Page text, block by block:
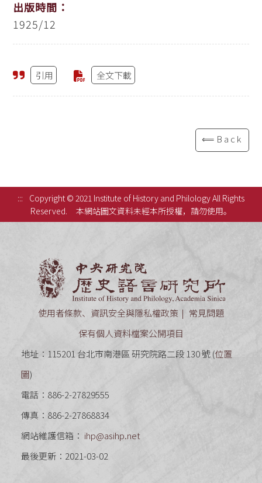
出版時間：
1925/12
引用 全文下載
⟸Back
:::
Copyright © 2021 Institute of History and Philology All Rights
Reserved.
本網站圖文資料未經本所授權，請勿使用。
使用者條款、資訊安全與隱私權政策
常見問題
保有個人資料檔案公開項目
地址：115201 台北市南港區 研究院路二段 130 號 (位置
圖)
電話：886-2-27829555
傳真：886-2-27868834
網站維護信箱： ihp@asihp.net
最後更新：2021-03-02